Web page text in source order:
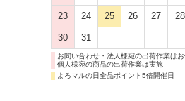
23 24 25 26 27 28
30 31
お問い合わせ・法人様宛の出荷作業は
個人様宛の商品の出荷作業は実施
よろマルの日全品ポイント5倍開催日